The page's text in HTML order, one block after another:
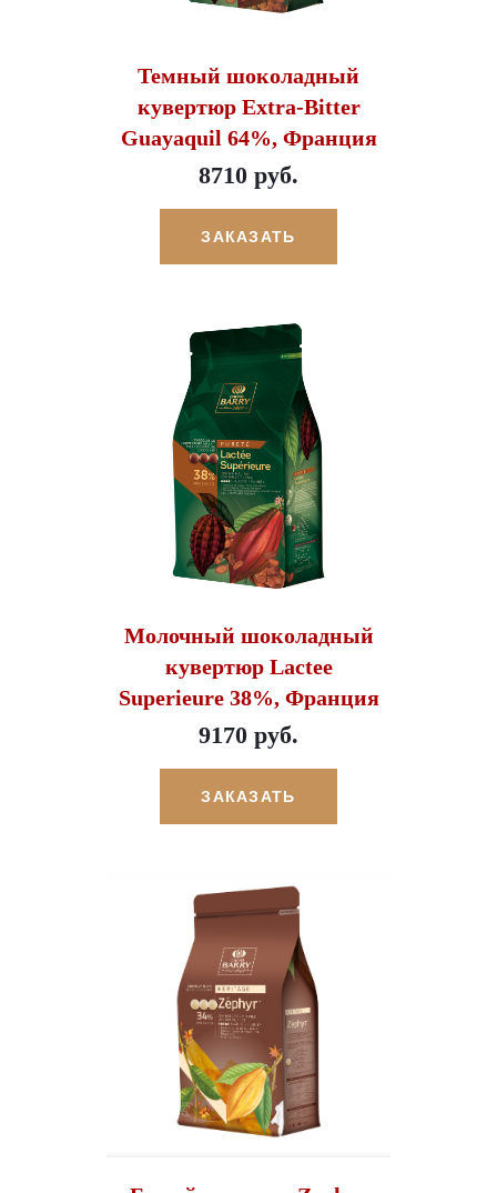
Темный шоколадный
кувертюр Extra-Bitter
Guayaquil 64%, Франция
8710 руб.
ЗАКАЗАТЬ
Молочный шоколадный
кувертюр Lactee
Superieure 38%, Франция
9170 руб.
ЗАКАЗАТЬ